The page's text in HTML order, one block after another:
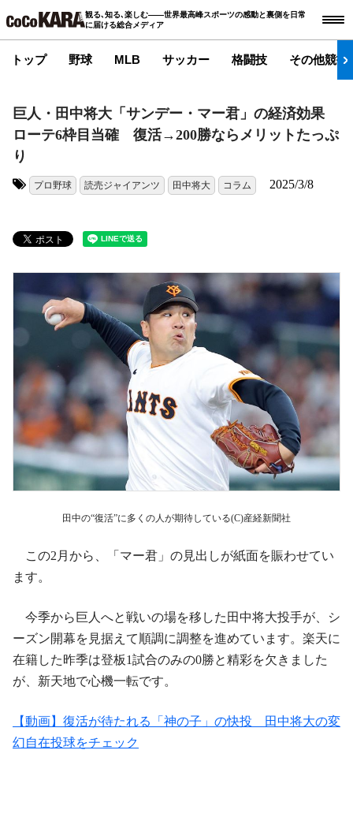
観る､知る､楽しむ――世界最高峰スポーツの感動と裏側を日常
に届ける総合メディア
トップ 野球 MLB サッカー 格闘技 その他競技
巨人・田中将大「サンデー・マー君」の経済効果
ローテ6枠目当確 復活→200勝ならメリットたっぷ
り
プロ野球 読売ジャイアンツ 田中将大 コラム 2025/3/8
田中の“復活”に多くの人が期待している(C)産経新聞社
この2月から、「マー君」の見出しが紙面を賑わせてい
ます。
今季から巨人へと戦いの場を移した田中将大投手が、シ
ーズン開幕を見据えて順調に調整を進めています。楽天に
在籍した昨季は登板1試合のみの0勝と精彩を欠きました
が、新天地で心機一転です。
【動画】復活が待たれる「神の子」の快投 田中将大の変
幻自在投球をチェック